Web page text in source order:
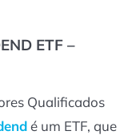
ETF –
Qualificados
é um ETF, que